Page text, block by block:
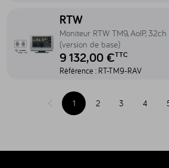
Accéder au produit Moniteur RTW TM9,
RTW
Moniteur RTW TM9, AoIP,
(version de base)
9 132,00 €TTC
Référence : RT-TM9-RAV
Page précédente
1 2 3 4